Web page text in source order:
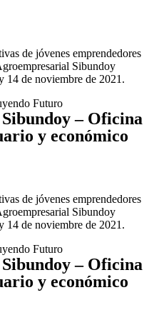
de jóvenes emprendedores
Sibundoy
14 de noviembre de 2021.
Futuro
– Oficina
y económico
de jóvenes emprendedores
Sibundoy
14 de noviembre de 2021.
Futuro
– Oficina
y económico